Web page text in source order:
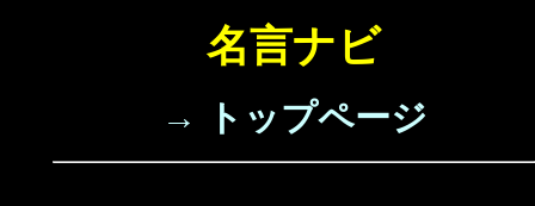
名言ナビ
→ トップページ